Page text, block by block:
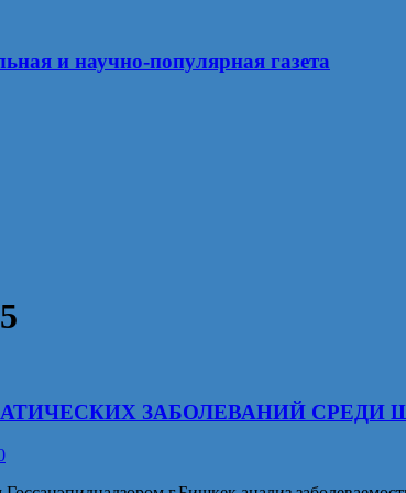
и научно-популярная газета
ЗАБОЛЕВАНИЙ СРЕДИ